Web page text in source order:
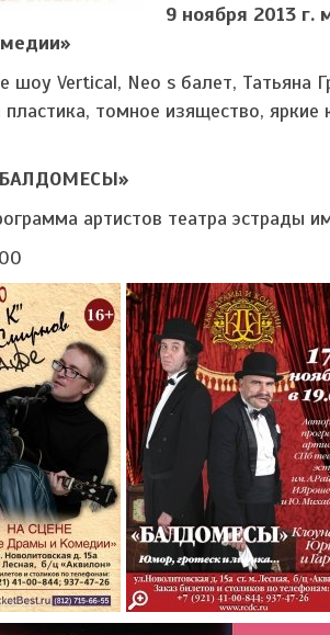
9 ноября 2013 г.
шоу Vertical, Neо s балет, Татьяна
пластика, томное изящество,
артистов театра эстрады